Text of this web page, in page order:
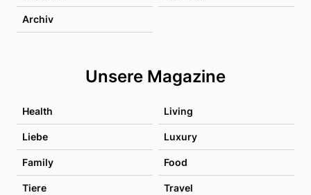
Archiv
Unsere Magazine
Health Living
Liebe Luxury
Family Food
Tiere Travel